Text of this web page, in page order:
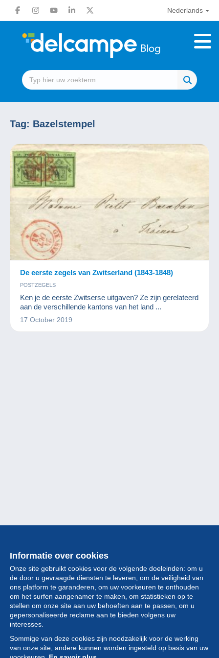
Nederlands
Tag: Bazelstempel
De eerste zegels van Zwitserland (1843-1848)
POSTZEGELS
Ken je de eerste Zwitserse uitgaven? Ze zijn gerelateerd
aan de verschillende kantons van het land ...
17 October 2019
Informatie over cookies
Onze site gebruikt cookies voor de volgende doeleinden: om u
de door u gevraagde diensten te leveren, om de veiligheid van
ons platform te garanderen, om uw voorkeuren te onthouden
om het surfen aangenamer te maken, om statistieken op te
stellen om onze site aan uw behoeften aan te passen, om u
gepersonaliseerde reclame aan te bieden volgens uw
interesses.
Sommige van deze cookies zijn noodzakelijk voor de werking
van onze site, andere kunnen worden ingesteld op basis van uw
Collectie
Nieuws